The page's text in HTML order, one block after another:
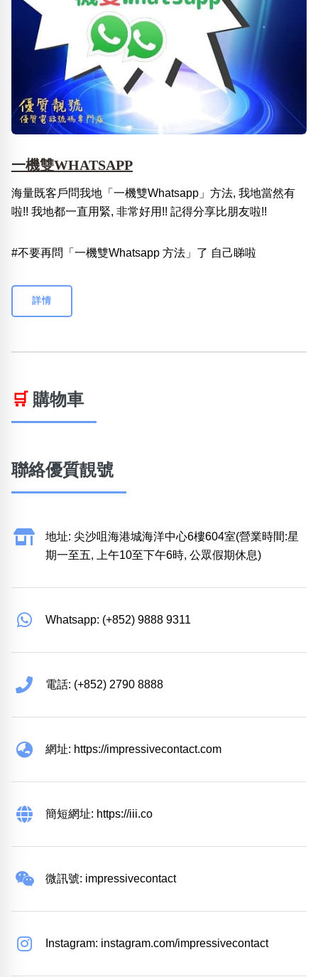
一機雙WHATSAPP
海量既客戶問我地「一機雙Whatsapp」方法, 我地當然有
啦!! 我地都一直用緊, 非常好用!! 記得分享比朋友啦!!
#不要再問「一機雙Whatsapp 方法」了 自己睇啦
詳情
🛒 購物車
聯絡優質靚號
地址: 尖沙咀海港城海洋中心6樓604室(營業時間:星
期一至五, 上午10至下午6時, 公眾假期休息)
Whatsapp: (+852) 9888 9311
電話: (+852) 2790 8888
網址: https://impressivecontact.com
簡短網址: https://iii.co
微訊號: impressivecontact
Instagram: instagram.com/impressivecontact